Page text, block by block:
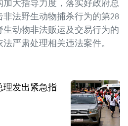
大指导力度，落实好政府总
法野生动物捕杀行为的第28
动物非法贩运及交易行为的
严肃处理相关违法案件。
发出紧急指